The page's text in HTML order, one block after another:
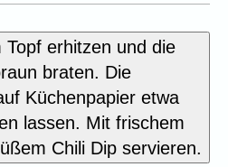
erhitzen und die
braten. Die
Küchenpapier etwa
lassen. Mit frischem
Chili Dip servieren.